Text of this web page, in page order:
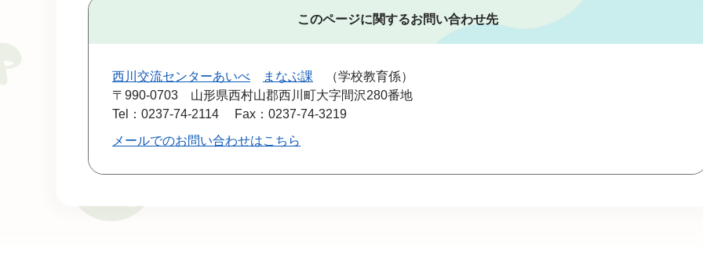
このページに関するお問い合わせ先
西川交流センターあいべ まなぶ課
学校教育係
〒990-0703
山形県西村山郡西川町大字間沢280番地
Tel：0237-74-2114
Fax：0237-74-3219
メールでのお問い合わせはこちら